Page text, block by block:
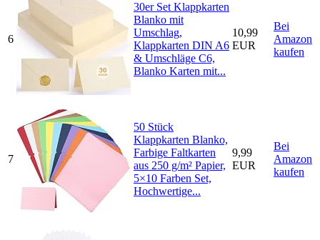
6
30er Set Klappkarten
Blanko mit
Umschlag,
Klappkarten DIN A6
& Umschläge C6,
Blanko Karten mit...
10,99
EUR
Bei
Amazon
kaufen
7
50 Stück
Klappkarten Blanko,
Farbige Faltkarten
aus 250 g/m² Papier,
5×10 Farben Set,
Hochwertige...
9,99
EUR
Bei
Amazon
kaufen